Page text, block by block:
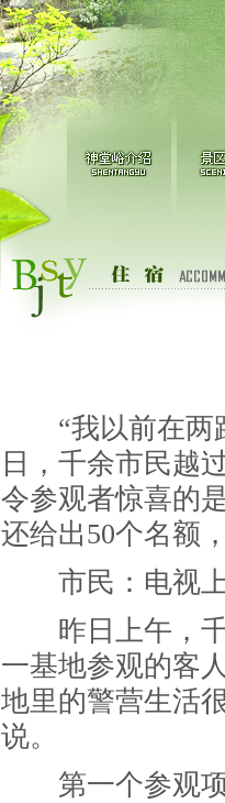
“我以前在两
日，千余市民越
令参观者惊喜的
还给出50个名额
市民：电视上
昨日上午，千
一基地参观的客
地里的警营生活
说。
第一个参观项